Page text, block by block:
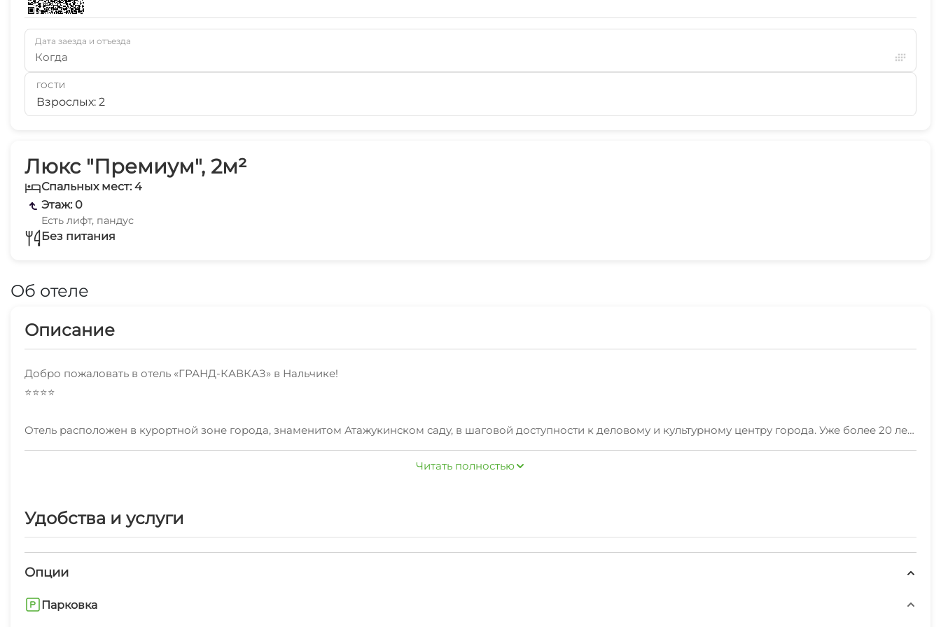
Люкс "Премиум", 2м²
Спальных мест: 4
Этаж: 0
Есть лифт, пандус
Без питания
Об отеле
Описание
Добро пожаловать в отель «ГРАНД-КАВКАЗ» в Нальчике!
⭐️⭐️⭐️⭐️
Отель расположен в курортной зоне города, знаменитом Атажукинском саду, в шаговой доступности к деловому и культурному центру города. Уже более 20 лет
в классическом здании в стиле сталинского ампира и камерном парке мы создаем комфорт и уют для наших гостей!
Читать полностью
Удобства и услуги
Опции
Парковка
Дата заезда и отъезда
Когда
ГОСТИ
Взрослых: 2